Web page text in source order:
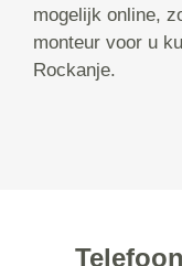
mogelijk online,
monteur voor u
Rockanje.